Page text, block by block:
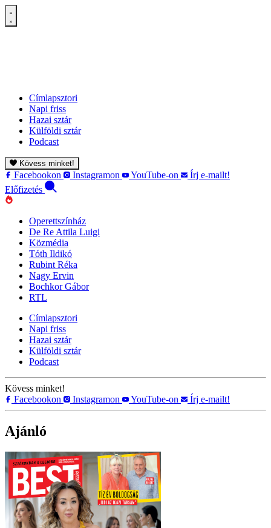
Címlapsztori
Napi friss
Hazai sztár
Külföldi sztár
Podcast
Kövess minket!
Facebookon Instagramon YouTube-on
Írj e-mailt!
Előfizetés
Operettszínház
De Re Attila Luigi
Közmédia
Tóth Ildikó
Rubint Réka
Nagy Ervin
Bochkor Gábor
RTL
Címlapsztori
Napi friss
Hazai sztár
Külföldi sztár
Podcast
Kövess minket!
Facebookon
Instagramon YouTube-on Írj e-mailt!
Ajánló